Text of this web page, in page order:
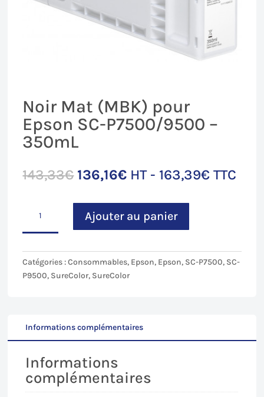
Noir Mat (MBK) pour
Epson SC-P7500/9500 –
350mL
143,33€ Le
initial
était :
143,33€.
136,16€Le
actuel
est :
136,16€.
HT - 163,39€ TTC
Noir
(MBK)
pour
350mL
Ajouter au panier
Catégories : Consommables, Epson, Epson, SC-P7500, SC-
P9500, SureColor, SureColor
Informations complémentaires
Informations
complémentaires